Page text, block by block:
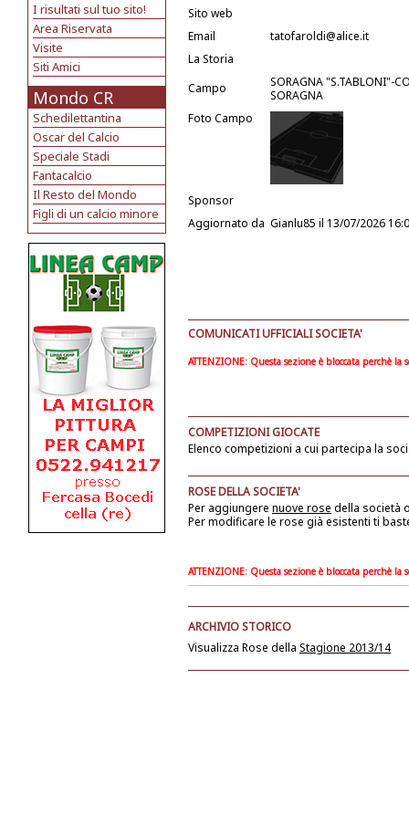
I risultati sul tuo sito!
Area Riservata
Visite
Siti Amici
Mondo CR
Schedilettantina
Oscar del Calcio
Speciale Stadi
Fantacalcio
Il Resto del Mondo
Figli di un calcio minore
Sito web
Email
tatofaroldi@alice.it
La Storia
Campo
SORAGNA "S.TABLONI"-
SORAGNA
Foto Campo
Sponsor
Aggiornato da Gianlu85 il 13/07/2026
COMUNICATI UFFICIALI SOCIETA'
ATTENZIONE: Questa sezione è bloccata perchè
COMPETIZIONI GIOCATE
Elenco competizioni a cui partecipa la
ROSE DELLA SOCIETA'
Per aggiungere nuove rose della società
Per modificare le rose già esistenti ti
ATTENZIONE: Questa sezione è bloccata perchè
ARCHIVIO STORICO
Visualizza Rose della Stagione 2013/14